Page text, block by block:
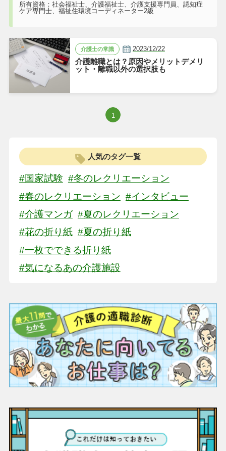
所有資格：社会福祉士、介護福祉士、介護支援専門員、認知症
ケア専門士、福祉住環境コーディネーター2級
介護士の常識 2023/12/22
介護離職とは？原因やメリットデメリ
ット・離職以外の選択肢も
1
人気のタグ一覧
#国家試験 #冬のレクリエーション
#春のレクリエーション #インタビュー
#介護マンガ #夏のレクリエーション
#花の折り紙 #夏の折り紙
#一枚でできる折り紙
#気になるあの介護施設